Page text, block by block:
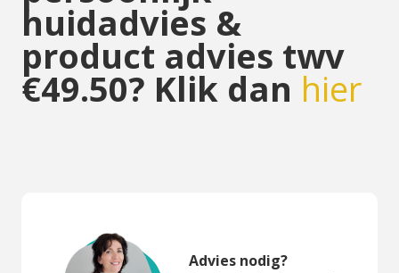
huidadvies &
product advies twv
€49.50? Klik dan hier
Advies nodig?